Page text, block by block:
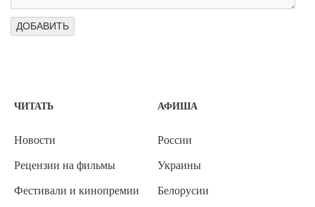
ЧИТАТЬ
Новости
Рецензии на фильмы
Фестивали и кинопремии
АФИША
России
Украины
Белорусии